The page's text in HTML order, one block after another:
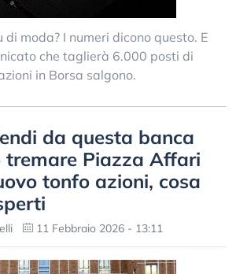
moda? I numeri dicono questo. E
che taglierà 6.000 posti di
in Borsa salgono.
da questa banca
tremare Piazza Affari
tonfo azioni, cosa
11 Febbraio 2026 - 13:11